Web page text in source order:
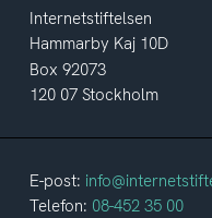
Internetstiftelsen
Hammarby Kaj 10D
Box 92073
120 07 Stockholm
E-post:
Telefon: 08-452 35 00